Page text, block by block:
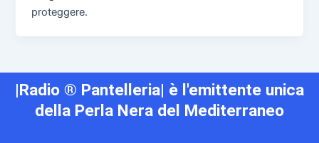
proteggere.
|Radio ® Pantelleria| è l'emittente unica
della Perla Nera del Mediterraneo